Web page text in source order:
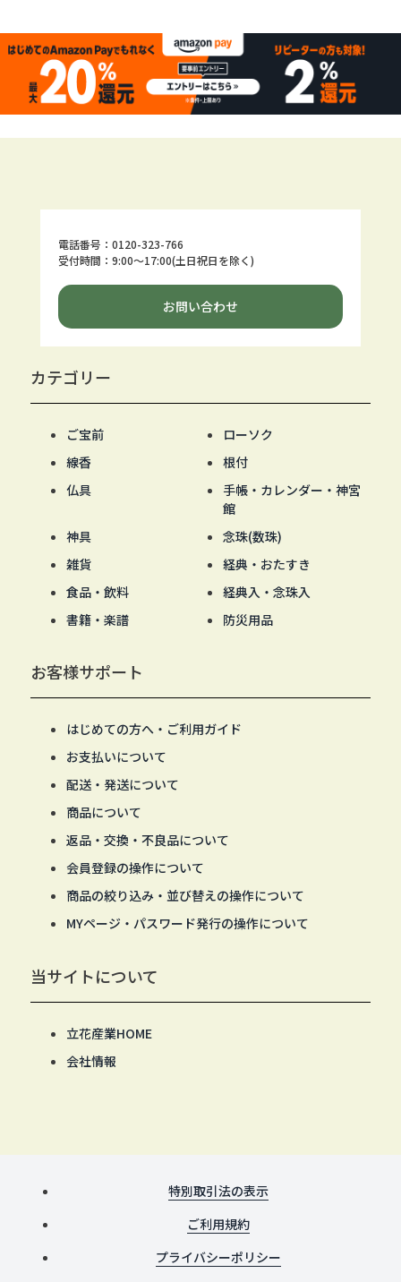
電話番号：0120-323-766
受付時間：9:00～17:00(土日祝日を除く)
お問い合わせ
カテゴリー
ご宝前
ローソク
線香
根付
仏具
手帳・カレンダー・神宮
館
神具
念珠(数珠)
雑貨
経典・おたすき
食品・飲料
経典入・念珠入
書籍・楽譜
防災用品
お客様サポート
はじめての方へ・ご利用ガイド
お支払いについて
配送・発送について
商品について
返品・交換・不良品について
会員登録の操作について
商品の絞り込み・並び替えの操作について
MYページ・パスワード発行の操作について
当サイトについて
立花産業HOME
会社情報
特別取引法の表示
ご利用規約
プライバシーポリシー